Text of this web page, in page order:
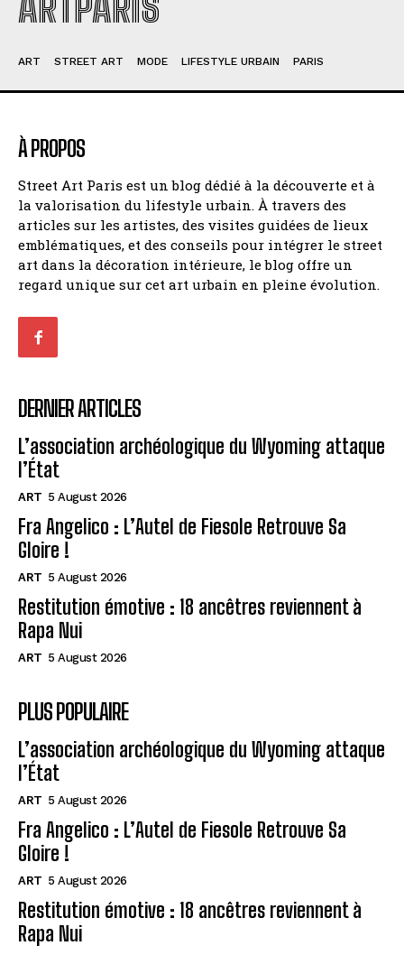
ART STREET ART MODE LIFESTYLE URBAIN PARIS
À PROPOS
Street Art Paris est un blog dédié à la découverte et à
la valorisation du lifestyle urbain. À travers des
articles sur les artistes, des visites guidées de lieux
emblématiques, et des conseils pour intégrer le street
art dans la décoration intérieure, le blog offre un
regard unique sur cet art urbain en pleine évolution.
DERNIER ARTICLES
L’association archéologique du Wyoming attaque
l’État
ART 5 August 2026
Fra Angelico : L’Autel de Fiesole Retrouve Sa
Gloire !
ART 5 August 2026
Restitution émotive : 18 ancêtres reviennent à
Rapa Nui
ART 5 August 2026
PLUS POPULAIRE
L’association archéologique du Wyoming attaque
l’État
ART 5 August 2026
Fra Angelico : L’Autel de Fiesole Retrouve Sa
Gloire !
ART 5 August 2026
Restitution émotive : 18 ancêtres reviennent à
Rapa Nui